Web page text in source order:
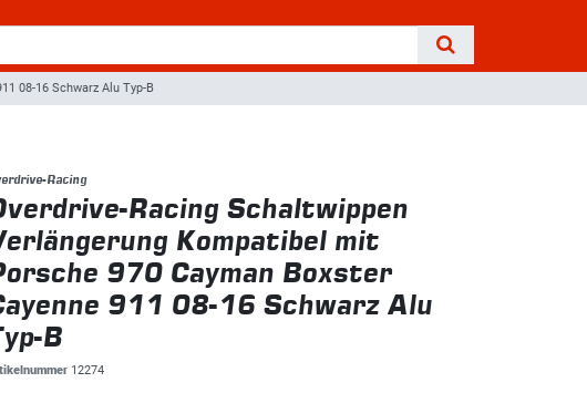
08-16 Schwarz Alu Typ-B
Racing
Racing Schaltwippen
Kompatibel mit
970 Cayman Boxster
911 08-16 Schwarz Alu
B
12274